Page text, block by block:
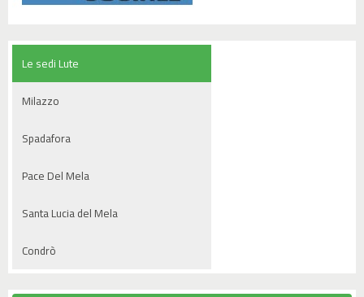
Le sedi Lute
Milazzo
Spadafora
Pace Del Mela
Santa Lucia del Mela
Condrò